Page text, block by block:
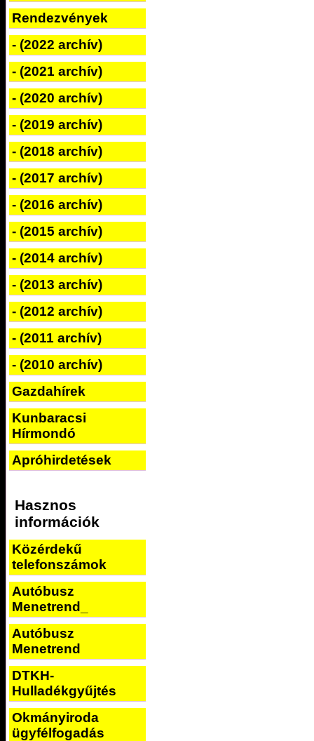
Rendezvények
- (2022 archív)
- (2021 archív)
- (2020 archív)
- (2019 archív)
- (2018 archív)
- (2017 archív)
- (2016 archív)
- (2015 archív)
- (2014 archív)
- (2013 archív)
- (2012 archív)
- (2011 archív)
- (2010 archív)
Gazdahírek
Kunbaracsi
Hírmondó
Apróhirdetések
Hasznos
információk
Közérdekű
telefonszámok
Autóbusz
Menetrend_
Autóbusz
Menetrend
DTKH-
Hulladékgyűjtés
Okmányiroda
ügyfélfogadás